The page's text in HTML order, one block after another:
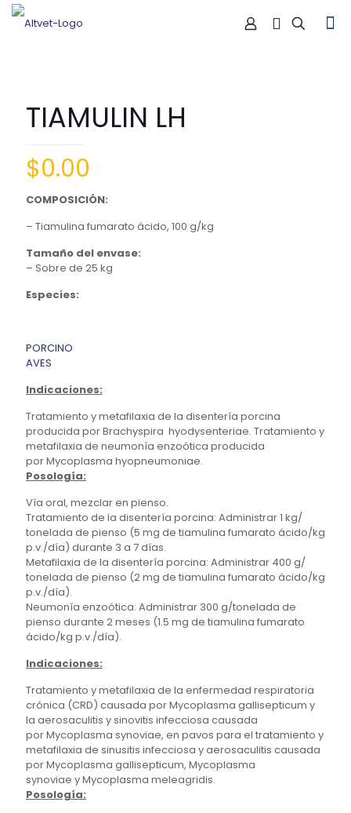
TIAMULIN LH
$0.00
COMPOSICIÓN:
– Tiamulina fumarato ácido, 100 g/kg
Tamaño del envase:
– Sobre de 25 kg
Especies:
PORCINO
AVES
Indicaciones:
Tratamiento y metafilaxia de la disentería porcina
producida por Brachyspira hyodysenteriae. Tratamiento y
metafilaxia de neumonía enzoótica producida
por Mycoplasma hyopneumoniae.
Posología:
Vía oral, mezclar en pienso.
Tratamiento de la disentería porcina: Administrar 1 kg/
tonelada de pienso (5 mg de tiamulina fumarato ácido/kg
p.v./día) durante 3 a 7 días.
Metafilaxia de la disentería porcina: Administrar 400 g/
tonelada de pienso (2 mg de tiamulina fumarato ácido/kg
p.v./día).
Neumonía enzoótica: Administrar 300 g/tonelada de
pienso durante 2 meses (1.5 mg de tiamulina fumarato
ácido/kg p.v./día).
Indicaciones:
Tratamiento y metafilaxia de la enfermedad respiratoria
crónica (CRD) causada por Mycoplasma gallisepticum y
la aerosaculitis y sinovitis infecciosa causada
por Mycoplasma synoviae, en pavos para el tratamiento y
metafilaxia de sinusitis infecciosa y aerosaculitis causada
por Mycoplasma gallisepticum, Mycoplasma
synoviae y Mycoplasma meleagridis.
Posología: